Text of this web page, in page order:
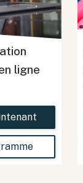
ligne